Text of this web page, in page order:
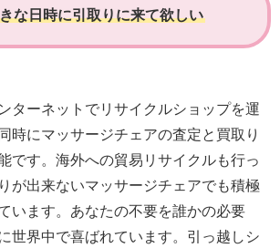
な日時に引取りに来て欲しい
ターネットでリサイクルショップを運
時にマッサージチェアの査定と買取り
です。海外への貿易リサイクルも行っ
が出来ないマッサージチェアでも積極
います。あなたの不要を誰かの必要
世界中で喜ばれています。引っ越しシ